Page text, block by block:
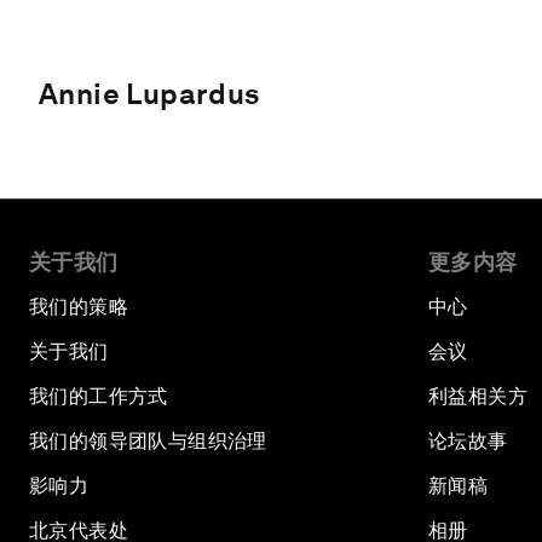
Annie Lupardus
关于我们
我们的策略
关于我们
我们的工作方式
我们的领导团队与组织治理
影响力
北京代表处
更多内容
中心
会议
利益相关方
论坛故事
新闻稿
相册